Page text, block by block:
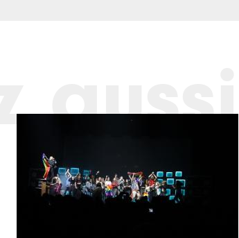
aussi